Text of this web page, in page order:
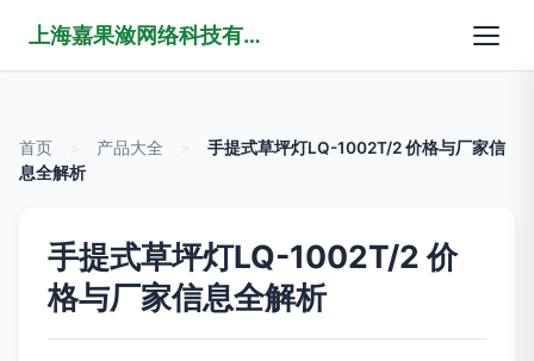
上海嘉果潋网络科技有限公司
首页 产品大全
手提式草坪灯LQ-1002T/2 价格与厂家信
息全解析
手提式草坪灯LQ-1002T/2 价
格与厂家信息全解析